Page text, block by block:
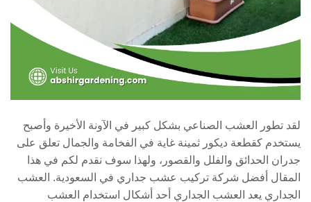
لقد تطور العشب الصناعي بشكل كبير في الآونة الأخيرة وأصبح
يستخدم كقطعة ديكور ثمينة غاية في الفخامة والجمال تعلق على
جدران الحدائق والفلل والقصور، ولهذا سوف نقدم لكم في هذا
المقال أفضل شركة تركيب عشب جداري في السعودية. العشب
الجداري يعد العشب الجداري أحد أشكال استخدام العشب